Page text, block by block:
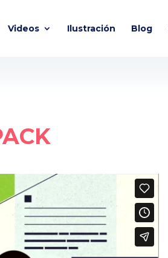
Videos Ilustración Blog